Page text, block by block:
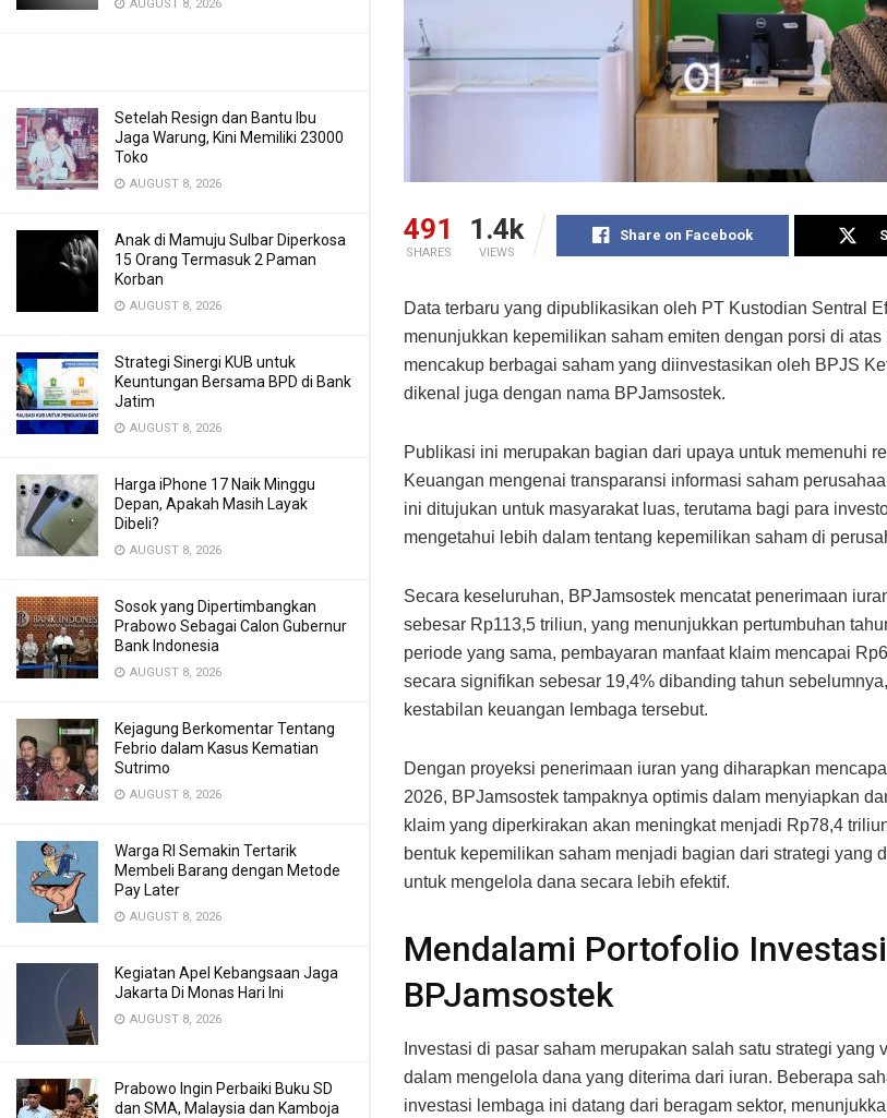
AUGUST 8, 2026
Setelah Resign dan Bantu Ibu
Jaga Warung, Kini Memiliki 23000
Toko
AUGUST 8, 2026
Anak di Mamuju Sulbar Diperkosa
15 Orang Termasuk 2 Paman
Korban
AUGUST 8, 2026
Strategi Sinergi KUB untuk
Keuntungan Bersama BPD di Bank
Jatim
AUGUST 8, 2026
Harga iPhone 17 Naik Minggu
Depan, Apakah Masih Layak
Dibeli?
AUGUST 8, 2026
Sosok yang Dipertimbangkan
Prabowo Sebagai Calon Gubernur
Bank Indonesia
AUGUST 8, 2026
Kejagung Berkomentar Tentang
Febrio dalam Kasus Kematian
Sutrimo
AUGUST 8, 2026
Warga RI Semakin Tertarik
Membeli Barang dengan Metode
Pay Later
AUGUST 8, 2026
Kegiatan Apel Kebangsaan Jaga
Jakarta Di Monas Hari Ini
AUGUST 8, 2026
Prabowo Ingin Perbaiki Buku SD
dan SMA, Malaysia dan Kamboja
491
SHARES
1.4k
VIEWS
Share on Facebook
Data terbaru yang dipublikasikan oleh PT Kustodian Sentral
menunjukkan kepemilikan saham emiten dengan porsi di
mencakup berbagai saham yang diinvestasikan oleh BPJS
dikenal juga dengan nama BPJamsostek.
Publikasi ini merupakan bagian dari upaya untuk memenuhi
Keuangan mengenai transparansi informasi saham
ini ditujukan untuk masyarakat luas, terutama bagi para
mengetahui lebih dalam tentang kepemilikan saham di
Secara keseluruhan, BPJamsostek mencatat penerimaan
sebesar Rp113,5 triliun, yang menunjukkan pertumbuhan
periode yang sama, pembayaran manfaat klaim mencapai
secara signifikan sebesar 19,4% dibanding tahun
kestabilan keuangan lembaga tersebut.
Dengan proyeksi penerimaan iuran yang diharapkan
2026, BPJamsostek tampaknya optimis dalam menyiapkan
klaim yang diperkirakan akan meningkat menjadi Rp78,4
bentuk kepemilikan saham menjadi bagian dari strategi yang
untuk mengelola dana secara lebih efektif.
Mendalami Portofolio Investasi
BPJamsostek
Investasi di pasar saham merupakan salah satu strategi yang
dalam mengelola dana yang diterima dari iuran. Beberapa
investasi lembaga ini datang dari beragam sektor,